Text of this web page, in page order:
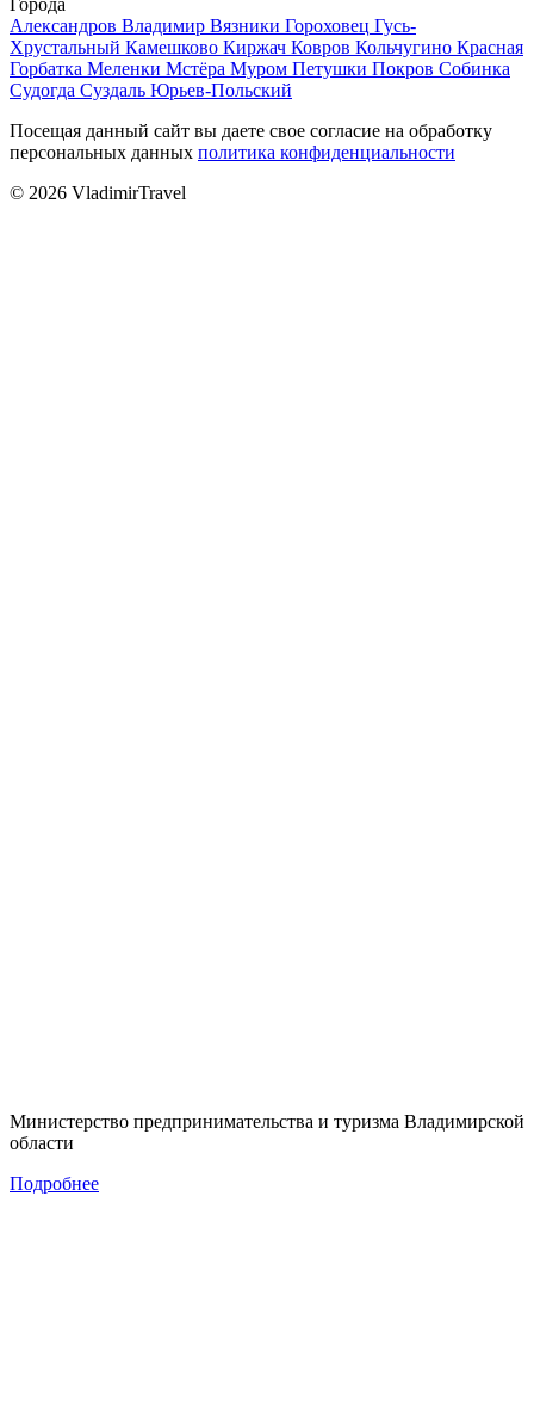
Александров Владимир Вязники Гороховец Гусь-
Хрустальный Камешково Киржач Ковров Кольчугино Красная
Горбатка Меленки Мстёра Муром Петушки Покров Собинка
Судогда Суздаль Юрьев-Польский
Посещая данный сайт вы даете свое согласие на обработку
персональных данных политика конфиденциальности
© 2026 VladimirTravel
Министерство предпринимательства и туризма Владимирской
области
Подробнее